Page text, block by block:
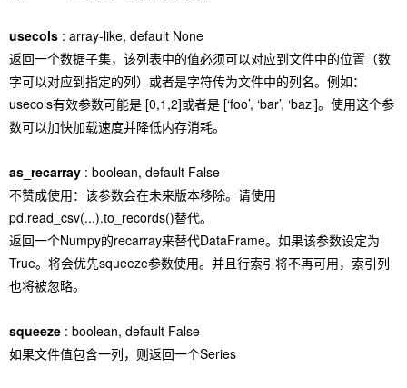
usecols : array-like, default None
返回一个数据子集，该列表中的值必须可以对应到文件中的位置（数
字可以对应到指定的列）或者是字符传为文件中的列名。例如：
usecols有效参数可能是 [0,1,2]或者是 [‘foo’, ‘bar’, ‘baz’]。使用这个参
数可以加快加载速度并降低内存消耗。
as_recarray : boolean, default False
不赞成使用：该参数会在未来版本移除。请使用
pd.read_csv(...).to_records()替代。
返回一个Numpy的recarray来替代DataFrame。如果该参数设定为
True。将会优先squeeze参数使用。并且行索引将不再可用，索引列
也将被忽略。
squeeze : boolean, default False
如果文件值包含一列，则返回一个Series